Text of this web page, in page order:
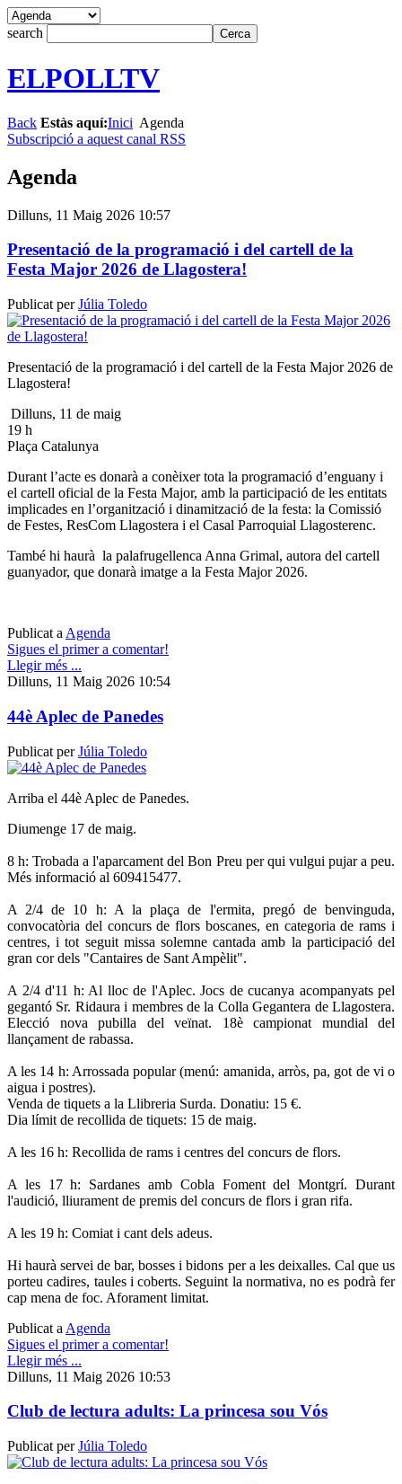
search
ELPOLLTV
Back Estàs aquí:Inici Agenda
Subscripció a aquest canal RSS
Agenda
Dilluns, 11 Maig 2026 10:57
Presentació de la programació i del cartell de la
Festa Major 2026 de Llagostera!
Publicat perJúlia Toledo
Presentació de la programació i del cartell de la Festa Major 2026 de
Llagostera!
Dilluns, 11 de maig
19 h
Plaça Catalunya
Durant l’acte es donarà a conèixer tota la programació d’enguany i
el cartell oficial de la Festa Major, amb la participació de les entitats
implicades en l’organització i dinamització de la festa: la Comissió
de Festes, ResCom Llagostera i el Casal Parroquial Llagosterenc.
També hi haurà la palafrugellenca Anna Grimal, autora del cartell
guanyador, que donarà imatge a la Festa Major 2026.
Publicat a Agenda
Sigues el primer a comentar!
Llegir més ...
Dilluns, 11 Maig 2026 10:54
44è Aplec de Panedes
Publicat perJúlia Toledo
Arriba el 44è Aplec de Panedes.
Diumenge 17 de maig.
8 h: Trobada a l'aparcament del Bon Preu per qui vulgui pujar a peu.
Més informació al 609415477.
A 2/4 de 10 h: A la plaça de l'ermita, pregó de benvinguda,
convocatòria del concurs de flors boscanes, en categoria de rams i
centres, i tot seguit missa solemne cantada amb la participació del
gran cor dels "Cantaires de Sant Ampèlit".
A 2/4 d'11 h: Al lloc de l'Aplec. Jocs de cucanya acompanyats pel
gegantó Sr. Ridaura i membres de la Colla Gegantera de Llagostera.
Elecció nova pubilla del veïnat. 18è campionat mundial del
llançament de rabassa.
A les 14 h: Arrossada popular (menú: amanida, arròs, pa, got de vi o
aigua i postres).
Venda de tiquets a la Llibreria Surda. Donatiu: 15 €.
Dia límit de recollida de tiquets: 15 de maig.
A les 16 h: Recollida de rams i centres del concurs de flors.
A les 17 h: Sardanes amb Cobla Foment del Montgrí. Durant
l'audició, lliurament de premis del concurs de flors i gran rifa.
A les 19 h: Comiat i cant dels adeus.
Hi haurà servei de bar, bosses i bidons per a les deixalles. Cal que us
porteu cadires, taules i coberts. Seguint la normativa, no es podrà fer
cap mena de foc. Aforament limitat.
Publicat a Agenda
Sigues el primer a comentar!
Llegir més ...
Dilluns, 11 Maig 2026 10:53
Club de lectura adults: La princesa sou Vós
Publicat perJúlia Toledo